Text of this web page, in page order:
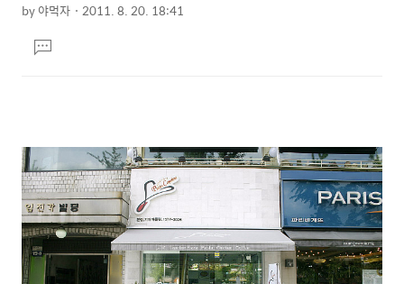
by야먹자 2011. 8. 20. 18:41
문댓
글